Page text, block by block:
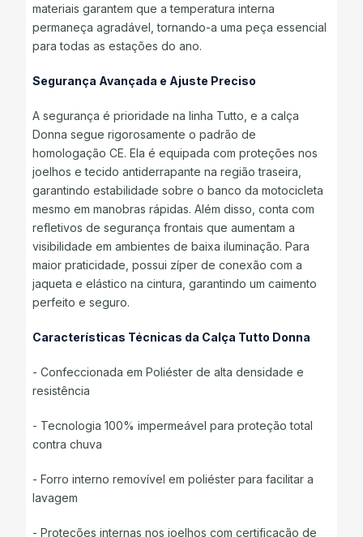
materiais garantem que a temperatura interna
permaneça agradável, tornando-a uma peça essencial
para todas as estações do ano.
Segurança Avançada e Ajuste Preciso
A segurança é prioridade na linha Tutto, e a calça
Donna segue rigorosamente o padrão de
homologação CE. Ela é equipada com proteções nos
joelhos e tecido antiderrapante na região traseira,
garantindo estabilidade sobre o banco da motocicleta
mesmo em manobras rápidas. Além disso, conta com
refletivos de segurança frontais que aumentam a
visibilidade em ambientes de baixa iluminação. Para
maior praticidade, possui zíper de conexão com a
jaqueta e elástico na cintura, garantindo um caimento
perfeito e seguro.
Características Técnicas da Calça Tutto Donna
- Confeccionada em Poliéster de alta densidade e
resistência
- Tecnologia 100% impermeável para proteção total
contra chuva
- Forro interno removível em poliéster para facilitar a
lavagem
- Proteções internas nos joelhos com certificação de